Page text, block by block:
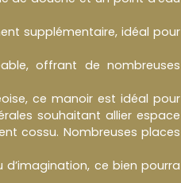
supplémentaire, idéal pour
offrant de nombreuses
ce manoir est idéal pour
souhaitant allier espace
cossu. Nombreuses places
ce bien pourra